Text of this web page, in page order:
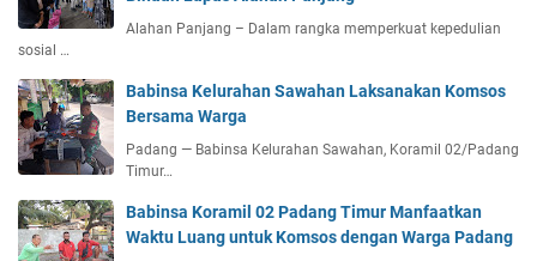
Alahan Panjang – Dalam rangka memperkuat kepedulian
sosial …
Babinsa Kelurahan Sawahan Laksanakan Komsos
Bersama Warga
Padang — Babinsa Kelurahan Sawahan, Koramil 02/Padang
Timur…
Babinsa Koramil 02 Padang Timur Manfaatkan
Waktu Luang untuk Komsos dengan Warga Padang